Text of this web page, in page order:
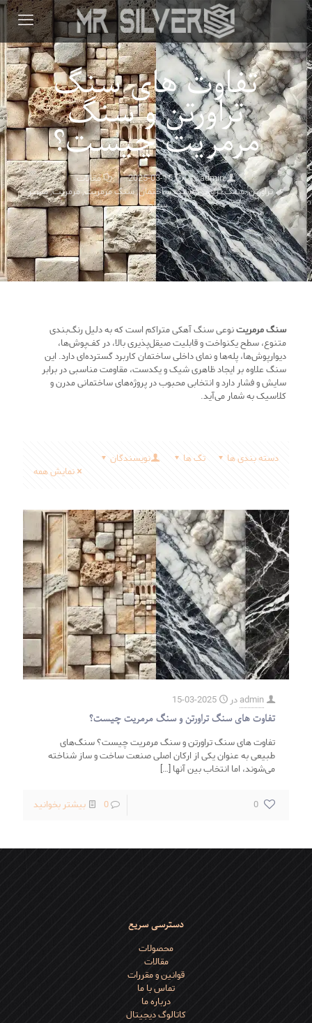
تفاوت های سنگ
تراورتن و سنگ
مرمریت چیست؟
admin
2025-03-15
مقالات
تراورتن,سنگ تراورتن,سنگ ساختمان,سنگ مرمریت,مرمریت,مستر
سیلور
سنگ مرمریتنوعی سنگ آهکی متراکم است که به دلیل رنگ‌بندی
متنوع، سطح یکنواخت و قابلیت صیقل‌پذیری بالا، در کف‌پوش‌ها،
دیوارپوش‌ها، پله‌ها و نمای داخلی ساختمان کاربرد گسترده‌ای دارد. این
سنگ علاوه بر ایجاد ظاهری شیک و یکدست، مقاومت مناسبی در برابر
سایش و فشار دارد و انتخابی محبوب در پروژه‌های ساختمانی مدرن و
کلاسیک به شمار می‌آید.
دسته بندی ها تگ ها
نویسندگان
نمایش همه
adminدر 2025-03-15
تفاوت های سنگ تراورتن و سنگ مرمریت چیست؟
تفاوت های سنگ تراورتن و سنگ مرمریت چیست؟ سنگ‌های
طبیعی به عنوان یکی از ارکان اصلی صنعت ساخت و ساز شناخته
می‌شوند، اما انتخاب بین آنها[…]
0
0 بیشتر بخوانید
-
های
دسترسی سریع
محصولات
مقالات
قوانین و مقررات
تماس با ما
درباره ما
کاتالوگ دیجیتال